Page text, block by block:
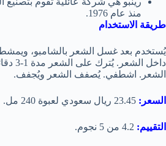
منذ عام 1976.
طريقة الاستخدام
يُستخدم بعد غسل الشعر بالشامبو،
داخل
الشعر. اشطفي. يُصفف الشعر ويُجفف.
السعر: 23.45 ريال سعودي لعبوة 240 مل.
التقييم: 4.2 من 5 نجوم.